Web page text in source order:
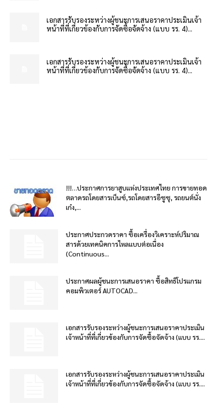
เอกสารรับรองระหว่างผู้ชนะการเสนอราคาประเมินเจ้า
หน้าที่ที่เกี่ยวข้องกับการจัดซื้อจัดจ้าง (แบบ รร. 4)...
เอกสารรับรองระหว่างผู้ชนะการเสนอราคาประเมินเจ้า
หน้าที่ที่เกี่ยวข้องกับการจัดซื้อจัดจ้าง (แบบ รร. 4)...
!!!…ประกาศการยาสูบแห่งประเทศไทย การขายทอด
ตลาดรถโดยสารเบ็นซ์,รถโดยสารอีซูซุ, รถยนต์นั่ง
เก๋ง,...
ประกาศประกวดราคา ซื้อเครื่องวิเคราะห์ปริมาณ
สารด้วยเทคนิคการไหลแบบต่อเนื่อง
(Continuous...
ประกาศผลผู้ชนะการเสนอราคา ซื้อสิทธิโปรแกรม
คอมพิวเตอร์ AUTOCAD...
เอกสารรับรองระหว่างผู้ชนะการเสนอราคาประเมิน
เจ้าหน้าที่ที่เกี่ยวข้องกับการจัดซื้อจัดจ้าง (แบบ รร....
เอกสารรับรองระหว่างผู้ชนะการเสนอราคาประเมิน
เจ้าหน้าที่ที่เกี่ยวข้องกับการจัดซื้อจัดจ้าง (แบบ รร....